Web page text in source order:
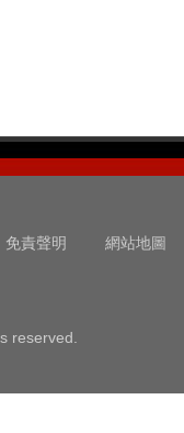
免責聲明 網站地圖
reserved.